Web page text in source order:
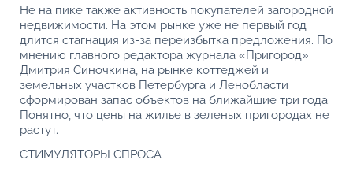
Не на пике также активность покупателей загородной
недвижимости. На этом рынке уже не первый год
длится стагнация из-за переизбытка предложения. По
мнению главного редактора журнала «Пригород»
Дмитрия Синочкина, на рынке коттеджей и
земельных участков Петербурга и Ленобласти
сформирован запас объектов на ближайшие три года.
Понятно, что цены на жилье в зеленых пригородах не
растут.
СТИМУЛЯТОРЫ СПРОСА